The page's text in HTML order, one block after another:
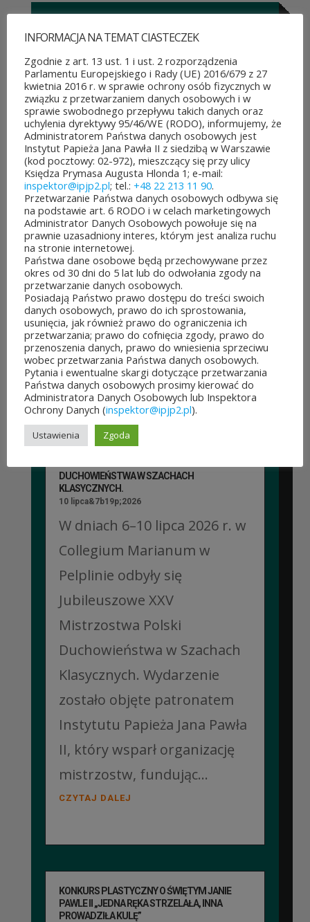
ROZPOCZĘŁO SIĘ GŁOSOWANIE W BUDŻECIE
03 sierpnia&8b44p;2026
Można już głosować
na projekty zgłoszone do 7.
edycji Budżetu
Obywatelskiego Mazowsza.
To mieszkańcy zdecydują,
które pomysły dostaną
dofinansowanie z budżetu
samorządu województwa
mazowieckiego. Do rozdania
jest aż 30 mln zł! Mieszkańcy
województwa mazowieckiego
po...
CZYTAJ DALEJ
DUCHOWIEŃSTWA W SZACHACH
KLASYCZNYCH.
10 lipca&7b19p;2026
W dniach 6–10 lipca 2026 r. w
Collegium Marianum w
Pelplinie odbyły się
Jubileuszowe XXV
Mistrzostwa Polski
Duchowieństwa w Szachach
Klasycznych. Wydarzenie
zostało objęte patronatem
Instytutu Papieża Jana Pawła
II, który wsparł organizację
mistrzostw, fundując...
CZYTAJ DALEJ
KONKURS PLASTYCZNY O ŚWIĘTYM JANIE
PAWLE II „JEDNA RĘKA STRZELAŁA, INNA
PROWADZIŁA KULĘ”
INFORMACJA NA TEMAT CIASTECZEK
Zgodnie z art. 13 ust. 1 i ust. 2 rozporządzenia
Parlamentu Europejskiego i Rady (UE) 2016/679 z 27
kwietnia 2016 r. w sprawie ochrony osób fizycznych w
związku z przetwarzaniem danych osobowych i w
sprawie swobodnego przepływu takich danych oraz
uchylenia dyrektywy 95/46/WE (RODO), informujemy, że
Administratorem Państwa danych osobowych jest
Instytut Papieża Jana Pawła II z siedzibą w Warszawie
(kod pocztowy: 02-972), mieszczący się przy ulicy
Księdza Prymasa Augusta Hlonda 1; e-mail:
inspektor@ipjp2.pl; tel.: +48 22 213 11 90.
Przetwarzanie Państwa danych osobowych odbywa się
na podstawie art. 6 RODO i w celach marketingowych
Administrator Danych Osobowych powołuje się na
prawnie uzasadniony interes, którym jest analiza ruchu
na stronie internetowej.
Państwa dane osobowe będą przechowywane przez
okres od 30 dni do 5 lat lub do odwołania zgody na
przetwarzanie danych osobowych.
Posiadają Państwo prawo dostępu do treści swoich
danych osobowych, prawo do ich sprostowania,
usunięcia, jak również prawo do ograniczenia ich
przetwarzania; prawo do cofnięcia zgody, prawo do
przenoszenia danych, prawo do wniesienia sprzeciwu
wobec przetwarzania Państwa danych osobowych.
Pytania i ewentualne skargi dotyczące przetwarzania
Państwa danych osobowych prosimy kierować do
Administratora Danych Osobowych lub Inspektora
Ochrony Danych (inspektor@ipjp2.pl).
Ustawienia Zgoda